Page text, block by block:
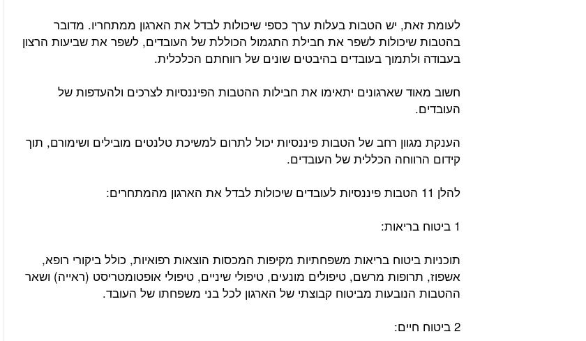
לעומת זאת, יש הטבות בעלות ערך כספי שיכולות לבדל את הארגון ממתחריו. מדובר
בהטבות שיכולות לשפר את חבילת התגמול הכוללת של העובדים, לשפר את שביעות הרצון
בעבודה ולתמוך בעובדים בהיבטים שונים של רווחתם הכלכלית.
חשוב מאוד שארגונים יתאימו את חבילות ההטבות הפיננסיות לצרכים ולהעדפות של
העובדים.
הענקת מגוון רחב של הטבות פיננסיות יכול לתרום למשיכת טלנטים מובילים ושימורם, תוך
קידום הרווחה הכללית של העובדים.
להלן 11 הטבות פיננסיות לעובדים שיכולות לבדל את הארגון מהמתחרים:
1 ביטוח בריאות:
תוכניות ביטוח בריאות משפחתיות מקיפות המכסות הוצאות רפואיות, כולל ביקורי רופא,
אשפוז, תרופות מרשם, טיפולים מונעים, טיפולי שיניים, טיפולי אופטומטריסט (ראייה) ושאר
ההטבות הנובעות מביטוח קבוצתי של הארגון לכל בני משפחתו של העובד.
2 ביטוח חיים: